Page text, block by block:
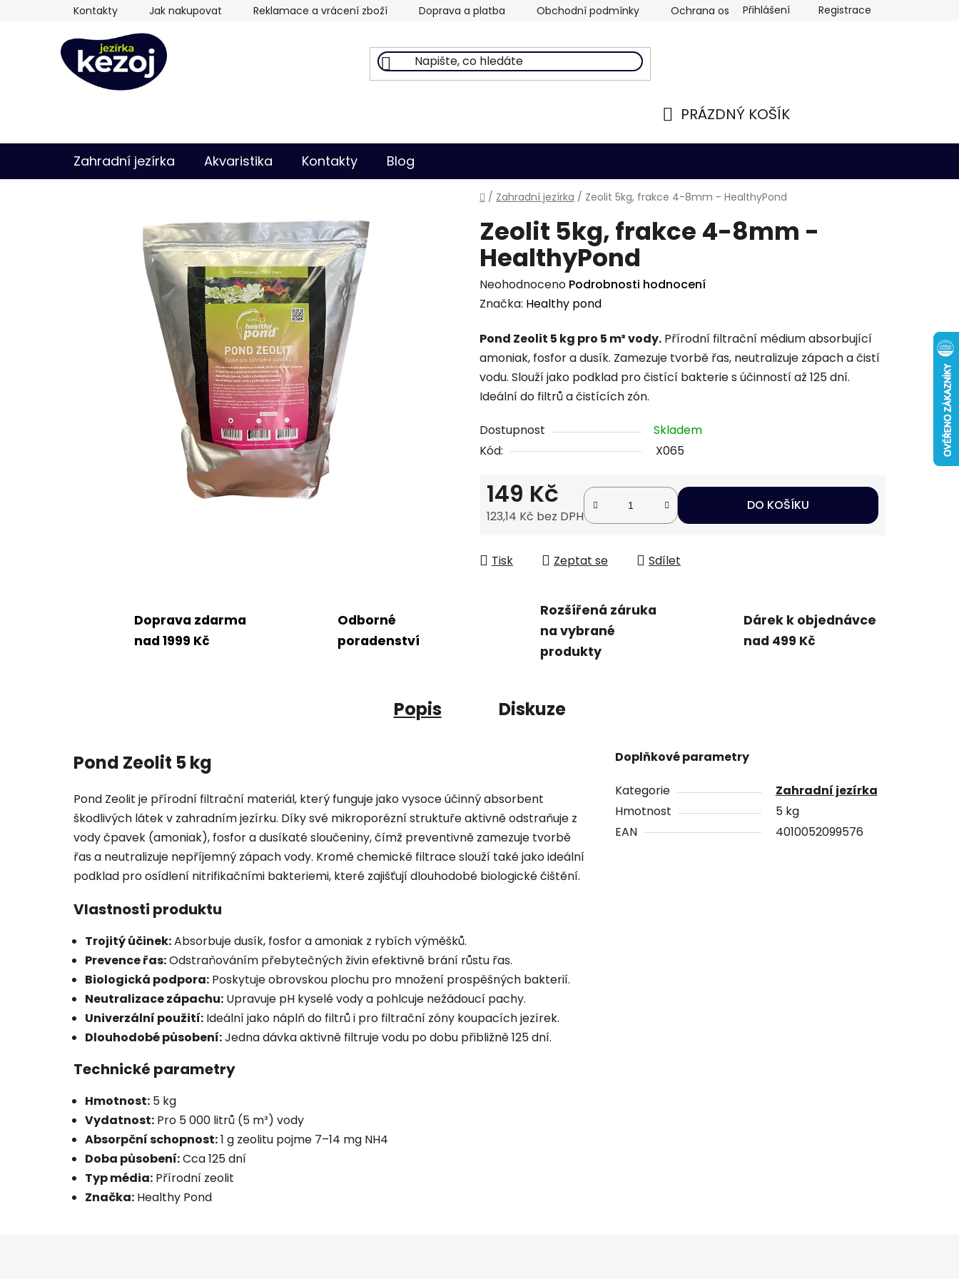
Kontakty Jak nakupovat Reklamace a vrácení zboží Doprava a platba Obchodní podmínky Ochrana osobních údajů
Přihlášení Registrace
PRÁZDNÝ KOŠÍK
Zahradní jezírka Akvaristika Kontakty Blog
Domů
/ Zahradní jezírka / Zeolit 5kg, frakce 4-8mm - HealthyPond
Zeolit 5kg, frakce 4-8mm -
HealthyPond
Průměrné
hodnocení
je
0,0
z
5
Neohodnoceno Podrobnosti hodnocení
Značka: Healthy pond
Pond Zeolit 5 kg pro 5 m³ vody. Přírodní filtrační médium absorbující
amoniak, fosfor a dusík. Zamezuje tvorbě řas, neutralizuje zápach a čistí
vodu. Slouží jako podklad pro čistící bakterie s účinností až 125 dní.
Ideální do filtrů a čistících zón.
Dostupnost
Skladem
Kód:
X065
149 Kč
123,14 Kč bez DPH
DO KOŠÍKU
Tisk Zeptat se Sdílet
Doprava zdarma
nad 1999 Kč
Odborné
poradenství
Rozšířená záruka
na vybrané
produkty
Dárek k objednávce
nad 499 Kč
Popis Diskuze
Pond Zeolit 5 kg
Pond Zeolit je přírodní filtrační materiál, který funguje jako vysoce účinný absorbent
škodlivých látek v zahradním jezírku. Díky své mikroporézní struktuře aktivně odstraňuje z
vody čpavek (amoniak), fosfor a dusíkaté sloučeniny, čímž preventivně zamezuje tvorbě
řas a neutralizuje nepříjemný zápach vody. Kromě chemické filtrace slouží také jako ideální
podklad pro osídlení nitrifikačními bakteriemi, které zajišťují dlouhodobé biologické čištění.
Vlastnosti produktu
Trojitý účinek:Absorbuje dusík, fosfor a amoniak z rybích výměšků.
Prevence řas:Odstraňováním přebytečných živin efektivně brání růstu řas.
Biologická podpora: Poskytuje obrovskou plochu pro množení prospěšných bakterií.
Neutralizace zápachu: Upravuje pH kyselé vody a pohlcuje nežádoucí pachy.
Univerzální použití: Ideální jako náplň do filtrů i pro filtrační zóny koupacích jezírek.
Dlouhodobé působení:Jedna dávka aktivně filtruje vodu po dobu přibližně 125 dní.
Technické parametry
Hmotnost: 5 kg
Vydatnost: Pro 5 000 litrů (5 m³) vody
Absorpční schopnost:1 g zeolitu pojme 7–14 mg NH4
Doba působení:Cca 125 dní
Typ média: Přírodní zeolit
Značka: Healthy Pond
Doplňkové parametry
Kategorie
Zahradní jezírka
Hmotnost
5 kg
EAN
4010052099576